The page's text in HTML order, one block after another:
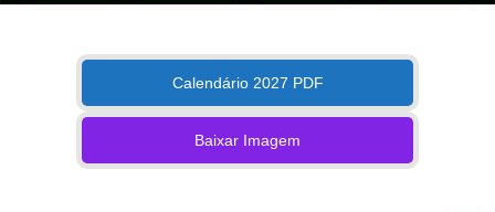
Calendário 2027 PDF
Baixar Imagem